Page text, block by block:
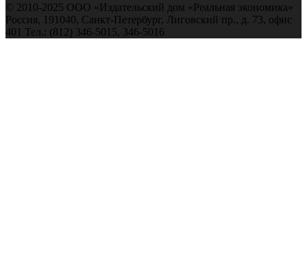
© 2010-2025 ООО «Издательский дом «Реальная экономика»
Россия, 191040, Санкт-Петербург, Лиговский пр., д. 73, офис
401 Тел.: (812) 346-5015, 346-5016